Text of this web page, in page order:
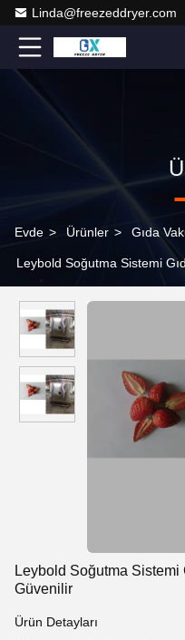
Linda@freezeddryer.com
Evde > Ürünler > Gıda
Leybold Soğutma Sistemi
Leybold Soğutma Sistemi
Güvenilir
Ürün Detayları